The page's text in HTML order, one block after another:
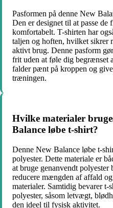
Pasformen på denne New
Den er designet til at passe de
komfortabelt. T-shirten har
taljen og hoften, hvilket sikrer
aktivt brug. Denne pasform
frit uden at føle dig begrænset
falder pænt på kroppen og
træningen.
Hvilke materialer
Balance løbe t-shirt?
Denne New Balance løbe t-
polyester. Dette materiale er
at bruge genanvendt
reducere mængden af affald
materialer. Samtidig bevarer t-
polyester, såsom letvægt,
den ideel til fysisk aktivitet.